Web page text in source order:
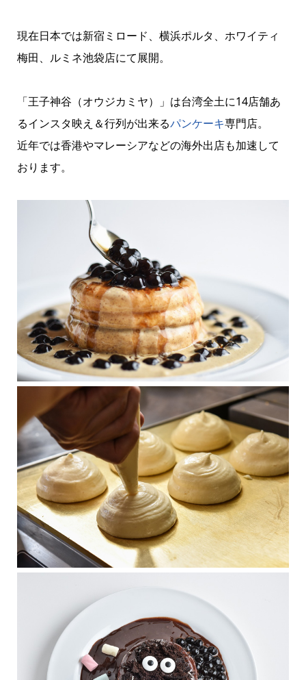
現在日本では新宿ミロード、横浜ポルタ、ホワイティ
梅田、ルミネ池袋店にて展開。
「王子神谷（オウジカミヤ）」は台湾全土に14店舗あ
るインスタ映え＆行列が出来るパンケーキ専門店。
近年では香港やマレーシアなどの海外出店も加速して
おります。